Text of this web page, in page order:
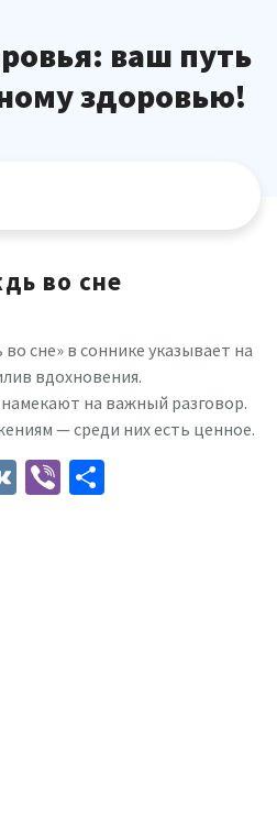
ваш путь
здоровью!
во сне
сне» в соннике указывает на
вдохновения.
на важный разговор.
— среди них есть ценное.
VK Viber